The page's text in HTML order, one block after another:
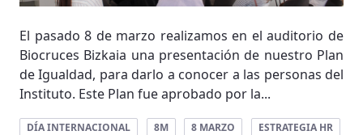
El pasado 8 de marzo realizamos en el auditorio de
Biocruces Bizkaia una presentación de nuestro Plan
de Igualdad, para darlo a conocer a las personas del
Instituto. Este Plan fue aprobado por la...
DÍA INTERNACIONAL 8M 8 MARZO
ESTRATEGIA HR